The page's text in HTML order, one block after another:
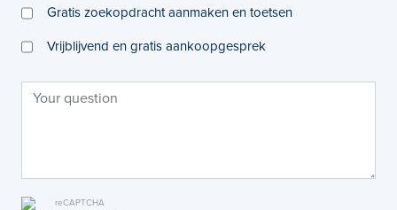
Gratis zoekopdracht aanmaken en toetsen
Vrijblijvend en gratis aankoopgesprek
reCAPTCHA